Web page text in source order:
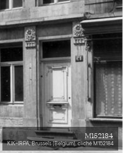
M152184
KIK-IRPA, Brussels (Belgium), cliché M152184